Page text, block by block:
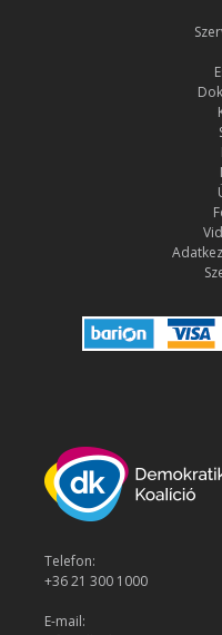
Telefon:
+36 21 300 1000
E-mail: